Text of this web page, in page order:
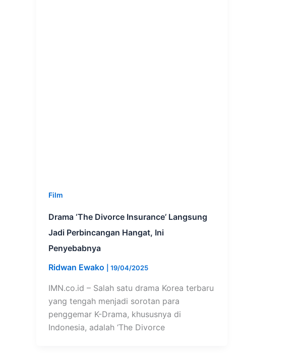
Film
Drama ‘The Divorce Insurance’ Langsung
Jadi Perbincangan Hangat, Ini
Penyebabnya
Ridwan Ewako
19/04/2025
IMN.co.id – Salah satu drama Korea terbaru
yang tengah menjadi sorotan para
penggemar K-Drama, khususnya di
Indonesia, adalah ‘The Divorce